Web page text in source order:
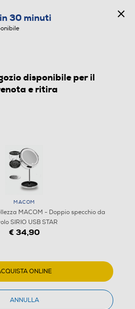
30 minuti
disponibile per il
e ritira
MACOM
MACOM - Doppio specchio da
SIRIO USB STAR
€ 34,90
ONLINE
ANNULLA